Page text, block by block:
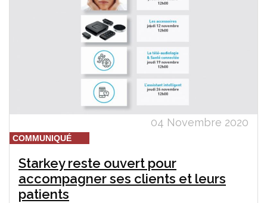
04 Novembre 2020
COMMUNIQUÉ
Starkey reste ouvert pour
accompagner ses clients et leurs
patients